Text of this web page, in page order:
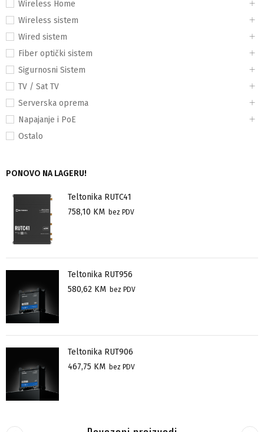
Wireless Home
Wireless sistem
Wired sistem
Fiber optički sistem
Sigurnosni Sistem
TV / Sat TV
Serverska oprema
Napajanje i PoE
Ostalo
PONOVO NA LAGERU!
Teltonika RUTC41
758,10 KM bez PDV
Teltonika RUT956
580,62 KM bez PDV
Teltonika RUT906
467,75 KM bez PDV